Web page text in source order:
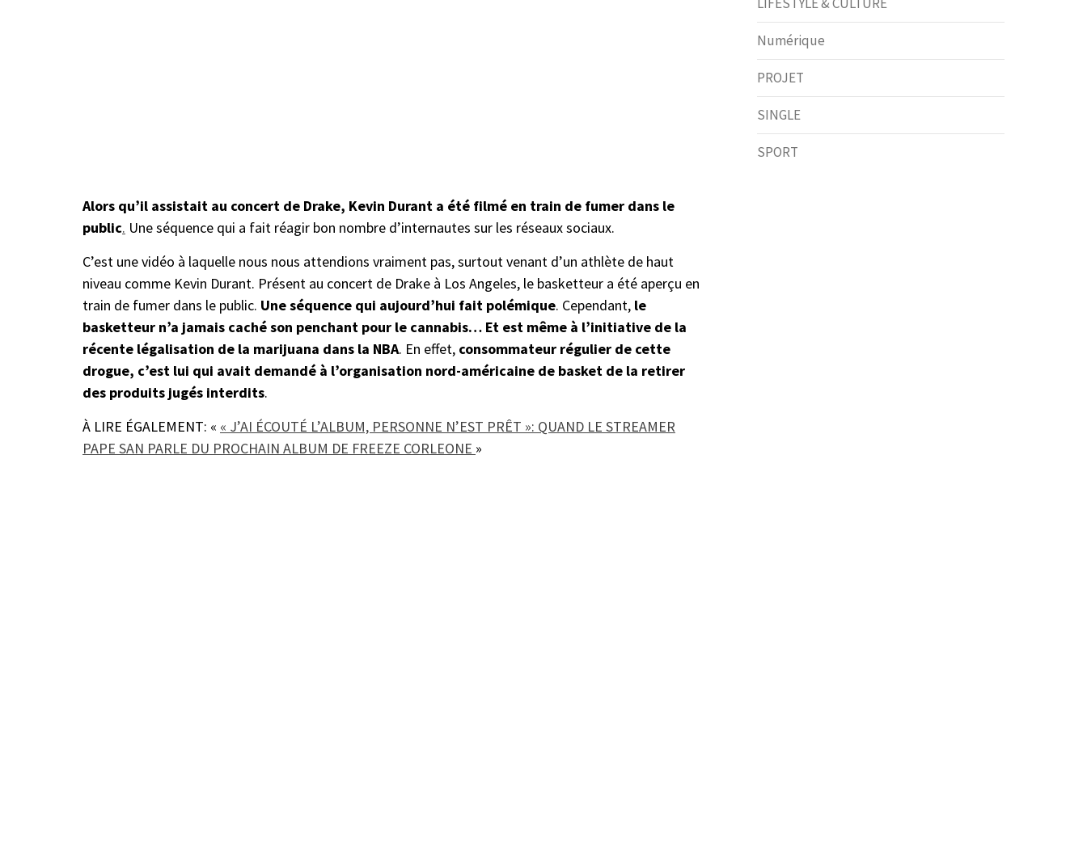
Alors qu’il assistait au concert de Drake, Kevin Durant a été filmé en train de fumer dans le
public. Une séquence qui a fait réagir bon nombre d’internautes sur les réseaux sociaux.
C’est une vidéo à laquelle nous nous attendions vraiment pas, surtout venant d’un athlète de haut
niveau comme Kevin Durant. Présent au concert de Drake à Los Angeles, le basketteur a été aperçu en
train de fumer dans le public. Une séquence qui aujourd’hui fait polémique. Cependant, le
basketteur n’a jamais caché son penchant pour le cannabis… Et est même à l’initiative de la
récente légalisation de la marijuana dans la NBA. En effet, consommateur régulier de cette
drogue, c’est lui qui avait demandé à l’organisation nord-américaine de basket de la retirer
des produits jugés interdits.
À LIRE ÉGALEMENT: « « J’AI ÉCOUTÉ L’ALBUM, PERSONNE N’EST PRÊT »: QUAND LE STREAMER
PAPE SAN PARLE DU PROCHAIN ALBUM DE FREEZE CORLEONE »
Numérique
PROJET
SINGLE
SPORT